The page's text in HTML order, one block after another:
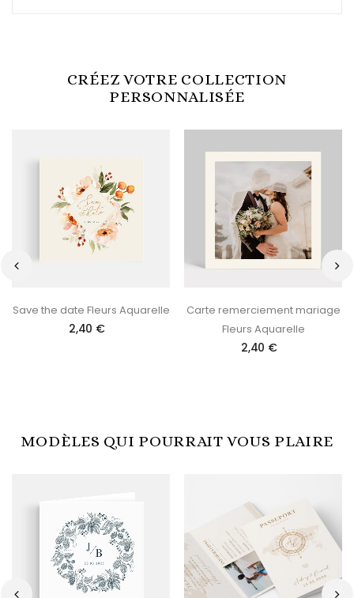
CRÉEZ VOTRE COLLECTION
PERSONNALISÉE
Save the date Fleurs Aquarelle
2,40 €
Carte remerciement mariage
Fleurs Aquarelle
2,40 €
MODÈLES QUI POURRAIT VOUS PLAIRE